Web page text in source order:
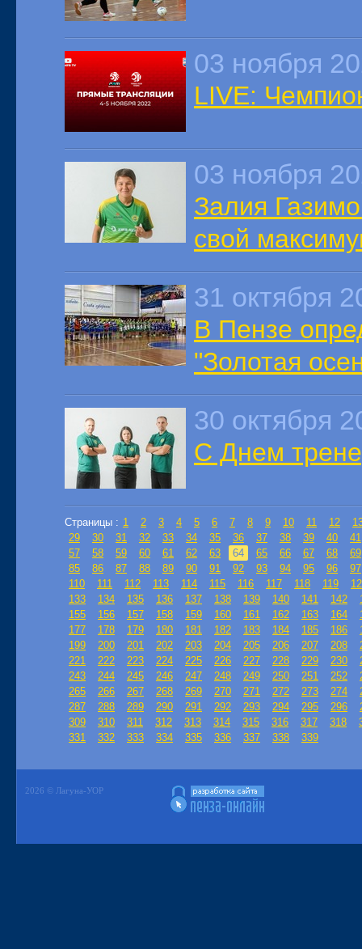
03 ноября
LIVE:
03 ноября
Залия
свой
31 октября
В Пензе
"Золотая
30 октября
С Днем
Страницы : 1 2 3 4 5 6 7 8 9 10 11 12
29
30 31 32 33 34 35 36 37 38 39 40
41
57
58 59 60 61 62 63 64 65 66 67 68
69
85
86 87 88 89 90 91 92 93 94 95 96
97
110
111 112 113 114 115 116 117 118 119
133
134 135 136 137 138 139 140 141 142
155
156 157 158 159 160 161 162 163 164
177
178 179 180 181 182 183 184 185 186
199
200 201 202 203 204 205 206 207 208
221
222 223 224 225 226 227 228 229 230
243
244 245 246 247 248 249 250 251 252
265
266 267 268 269 270 271 272 273 274
287
288 289 290 291 292 293 294 295 296
309
310 311 312 313 314 315 316 317 318
331
332 333 334 335 336 337 338 339
2026 © Лагуна-УОР